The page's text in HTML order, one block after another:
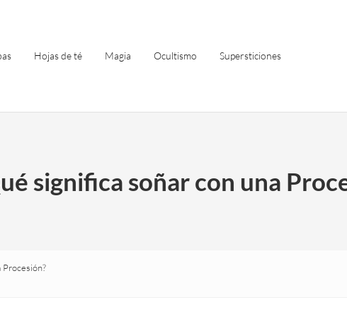
Hojas de té Magia Ocultismo Supersticiones
significa soñar con una
Procesión?